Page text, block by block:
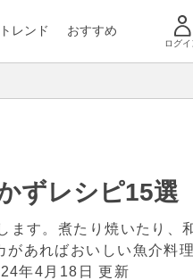
トレンド おすすめ
ログイ
ずレシピ15選
す。煮たり焼いたり、
あればおいしい魚介料
年4月18日 更新